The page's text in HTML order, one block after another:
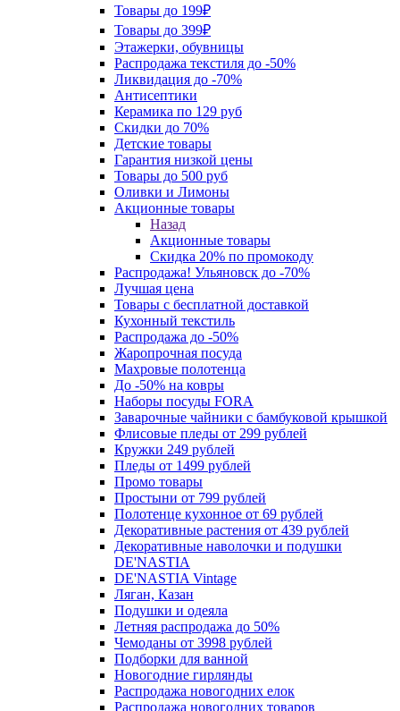
Товары до 199₽
Товары до 399₽
Этажерки, обувницы
Распродажа текстиля до -50%
Ликвидация до -70%
Антисептики
Керамика по 129 руб
Скидки до 70%
Детские товары
Гарантия низкой цены
Товары до 500 руб
Оливки и Лимоны
Акционные товары
Назад
Акционные товары
Скидка 20% по промокоду
Распродажа! Ульяновск до -70%
Лучшая цена
Товары с бесплатной доставкой
Кухонный текстиль
Распродажа до -50%
Жаропрочная посуда
Махровые полотенца
До -50% на ковры
Наборы посуды FORA
Заварочные чайники с бамбуковой крышкой
Флисовые пледы от 299 рублей
Кружки 249 рублей
Пледы от 1499 рублей
Промо товары
Простыни от 799 рублей
Полотенце кухонное от 69 рублей
Декоративные растения от 439 рублей
Декоративные наволочки и подушки
DE'NASTIA
DE'NASTIA Vintage
Ляган, Казан
Подушки и одеяла
Летняя распродажа до 50%
Чемоданы от 3998 рублей
Подборки для ванной
Новогодние гирлянды
Распродажа новогодних елок
Распродажа новогодних товаров